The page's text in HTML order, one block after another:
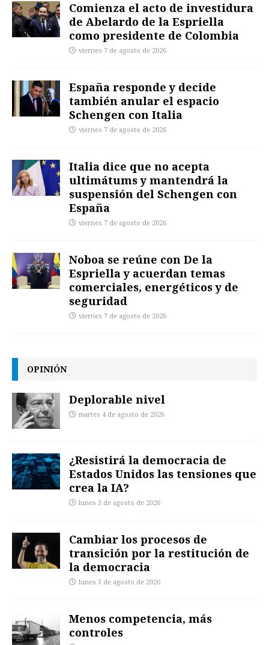
Comienza el acto de investidura
de Abelardo de la Espriella
como presidente de Colombia
viernes 7 de agosto de 2026
España responde y decide
también anular el espacio
Schengen con Italia
viernes 7 de agosto de 2026
Italia dice que no acepta
ultimátums y mantendrá la
suspensión del Schengen con
España
viernes 7 de agosto de 2026
Noboa se reúne con De la
Espriella y acuerdan temas
comerciales, energéticos y de
seguridad
viernes 7 de agosto de 2026
OPINIÓN
Deplorable nivel
martes 4 de agosto de 2026
¿Resistirá la democracia de
Estados Unidos las tensiones que
crea la IA?
lunes 3 de agosto de 2026
Cambiar los procesos de
transición por la restitución de
la democracia
lunes 3 de agosto de 2026
Menos competencia, más
controles